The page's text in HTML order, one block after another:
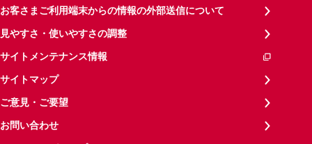
お客さまご利用端末からの情報の外部送信について
見やすさ・使いやすさの調整
サイトメンテナンス情報
サイトマップ
ご意見・ご要望
お問い合わせ